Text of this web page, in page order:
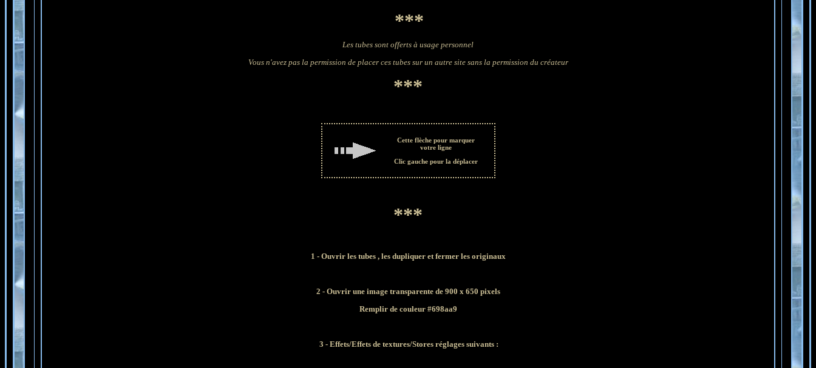
***
Les tubes sont offerts à usage personnel
Vous n'avez pas la permission de placer ces tubes sur un autre site sans la permission du créateur
***
Cette flèche pour marquer
votre ligne
Clic gauche pour la déplacer
***
1 - Ouvrir les tubes , les dupliquer et fermer les originaux
2 - Ouvrir une image transparente de 900 x 650 pixels
Remplir de couleur #698aa9
3 - Effets/Effets de textures/Stores réglages suivants :